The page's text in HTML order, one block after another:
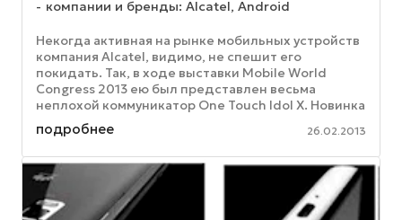
компании и бренды: Alcatel, Android
Некогда активная на рынке мобильных устройств
компания Alcatel, видимо, не спешит его
покидать. Так, в ходе выставки Mobile World
Congress 2013 ею был представлен весьма
неплохой коммуникатор One Touch Idol X. Новинка
основана на процессоре MediaTek ...
подробнее 26.02.2013